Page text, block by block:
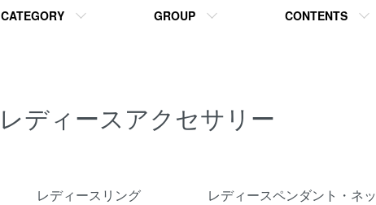
CATEGORY GROUP CONTENTS
レディースアクセサリー
レディースリング
レディースペンダント・ネッ